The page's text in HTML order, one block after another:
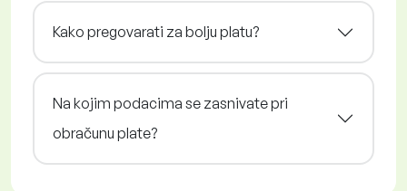
Kako pregovarati za bolju platu?
Na kojim podacima se zasnivate pri
obračunu plate?